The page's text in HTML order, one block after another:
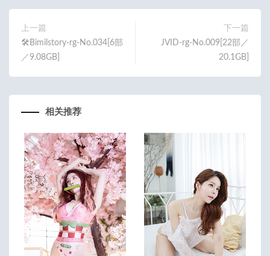
上一篇
🛠️Bimilstory-rg-No.034[6部
／9.08GB]
下一篇
JVID-rg-No.009[22部／
20.1GB]
相关推荐